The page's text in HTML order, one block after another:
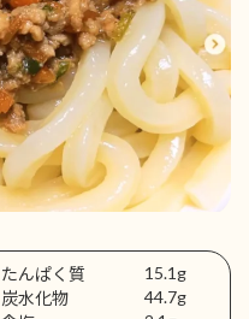
たんぱく質
15.1g
炭水化物
44.7g